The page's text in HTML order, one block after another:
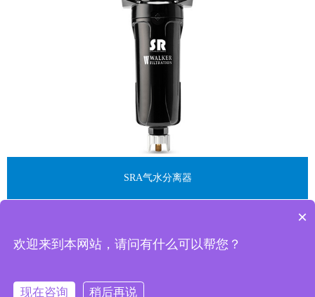
SRA气水分离器
×
欢迎来到本网站，请问有什么可以帮您？
现在咨询 稍后再说